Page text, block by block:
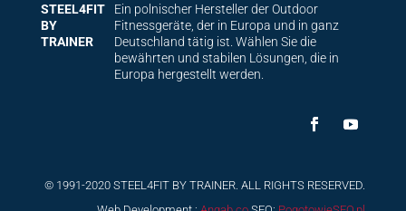
STEEL4FIT
BY
TRAINER
Ein polnischer Hersteller der Outdoor
Fitnessgeräte, der in Europa und in ganz
Deutschland tätig ist. Wählen Sie die
bewährten und stabilen Lösungen, die in
Europa hergestellt werden.
© 1991-2020 STEEL4FIT BY TRAINER. ALL RIGHTS RESERVED.